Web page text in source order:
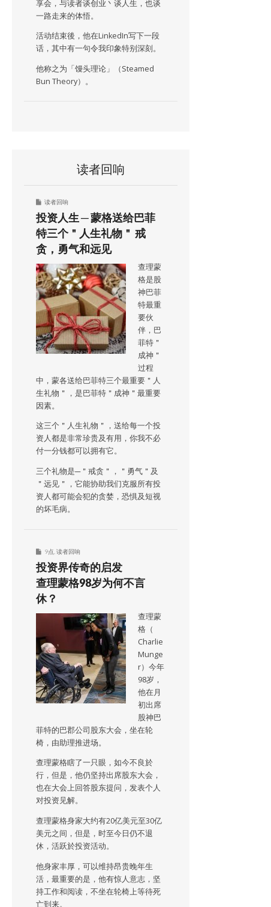
享会，与读者谈创业丶谈人生，也谈
一路走来的体悟。
活动结束後，他在LinkedIn写下一段
话，其中有一句令我印象特别深刻。
他称之为「馒头理论」（Steamed
Bun Theory）。
读者回响
读者回响
投资人生 ─ 蒙格送给巴菲
特三个＂人生礼物＂ 戒
贪，勇气和远见
查理蒙
格是股
神巴菲
特最重
要伙
伴，巴
菲特＂
成神＂
过程
中，蒙各送给巴菲特三个最重要＂人
生礼物＂，是巴菲特＂成神＂最重要
因素。
这三个＂人生礼物＂，送给每一个投
资人都是非常珍贵及有用，你我不必
付一分钱都可以拥有它。
三个礼物是─＂戒贪＂，＂勇气＂及
＂远见＂，它能协助我们克服所有投
资人都可能会犯的贪婪，恐惧及短视
的坏毛病。
9点 读者回响
投资界传奇的启发
查理蒙格98岁为何不言
休？
查理蒙
格（
Charlie
Munge
r）今年
98岁，
他在月
初出席
股神巴
菲特的巴郡公司股东大会，坐在轮
椅，由助理推进场。
查理蒙格瞎了一只眼，如今不良於
行，但是，他仍坚持出席股东大会，
也在大会上回答股东提问，发表个人
对投资见解。
查理蒙格身家大约有20亿美元至30亿
美元之间，但是，时至今日仍不退
休，活跃於投资活动。
他身家丰厚，可以维持昂贵晚年生
活，最重要的是，他有惊人意志，坚
持工作和阅读，不坐在轮椅上等待死
亡到来。